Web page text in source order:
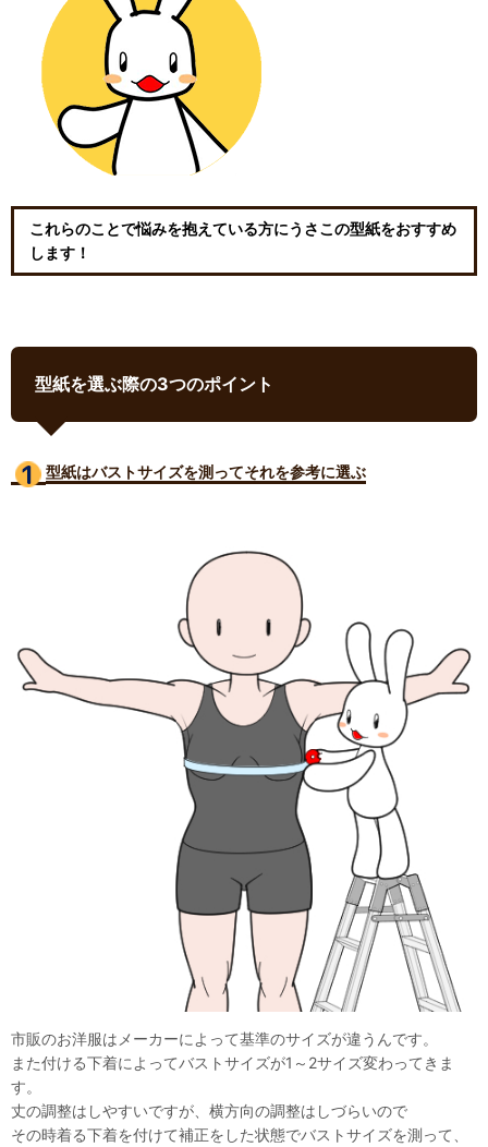
これらのことで悩みを抱えている方にうさこの型紙をおすすめ
します！
型紙を選ぶ際の3つのポイント
型紙はバストサイズを測ってそれを参考に選ぶ
市販のお洋服はメーカーによって基準のサイズが違うんです。
また付ける下着によってバストサイズが1～2サイズ変わってきま
す。
丈の調整はしやすいですが、横方向の調整はしづらいので
その時着る下着を付けて補正をした状態でバストサイズを測って、